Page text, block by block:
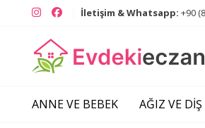
InstagramFacebookİletişim & Whatsapp: +90
ANNE VE BEBEK AĞIZ VE